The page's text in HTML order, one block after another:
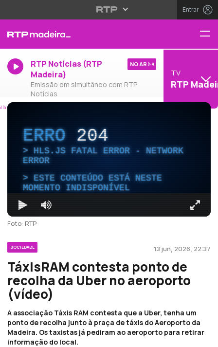
Entrar
RTP Notícias (RTP
Madeira)
Emissão em simultâneo com RTP
Notícias
NO AR
TV
RTP
ERRO204
HLS.JS FATAL ERROR - NETWORK
ERROR
ESTE CONTEÚDO ESTÁ NESTE
MOMENTO INDISPONÍVEL
Foto: RTP
SOCIEDADE 13 jun, 2026, 22:37
TáxisRAM contesta ponto de
recolha da Uber no aeroporto
(vídeo)
A associação Táxis RAM contesta que a Uber, tenha um
ponto de recolha junto à praça de táxis do Aeroporto da
Madeira. Os taxistas já pediram ao aeroporto para retirar
informação do local.